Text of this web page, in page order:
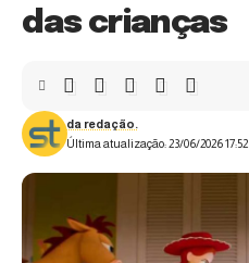
das crianças
Última atualização: 23/06/2026 17:52
da redação.